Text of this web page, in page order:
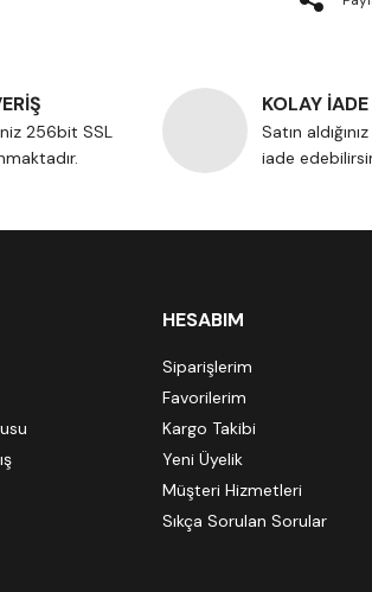
256bit SSL
KOLAY İADE
Satın
iade
HESABIM
Siparişlerim
Favorilerim
Kargo Takibi
Yeni Üyelik
Müşteri Hizmetleri
Sıkça Sorulan Sorular